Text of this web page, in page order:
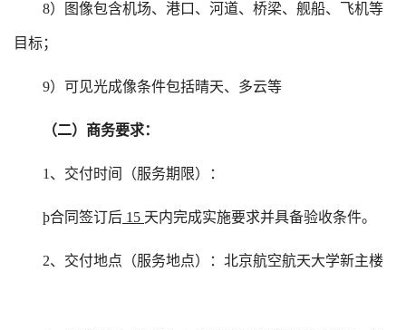
8）图像包含机场、港口、河道、桥梁、舰船、飞机等
目标；
9）可见光成像条件包括晴天、多云等
（二）商务要求：
1、交付时间（服务期限）：
þ合同签订后 15 天内完成实施要求并具备验收条件。
2、交付地点（服务地点）：北京航空航天大学新主楼